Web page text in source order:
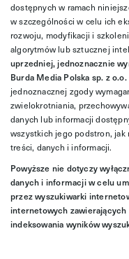
dostępnych w ramach
w szczególności w celu ich
rozwoju, modyfikacji i
algorytmów lub sztucznej
uprzedniej, jednoznacznie
Burda Media Polska sp. z o.o.
jednoznacznej zgody
zwielokrotniania,
danych lub informacji
wszystkich jego podstron, jak
treści, danych i informacji.
Powyższe nie dotyczy
danych i informacji w celu
przez wyszukiwarki
internetowych
indeksowania wyników